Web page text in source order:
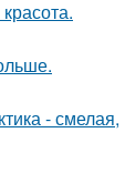
- смелая,